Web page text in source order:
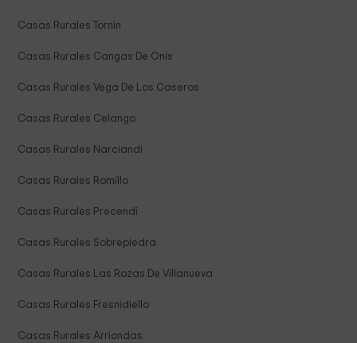
Casas Rurales Tornin
Casas Rurales Cangas De Onis
Casas Rurales Vega De Los Caseros
Casas Rurales Celango
Casas Rurales Narciandi
Casas Rurales Romillo
Casas Rurales Precendi
Casas Rurales Sobrepiedra
Casas Rurales Las Rozas De Villanueva
Casas Rurales Fresnidiello
Casas Rurales Arriondas